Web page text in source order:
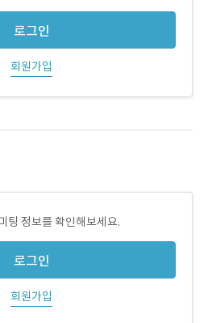
로그인
회원가입
팅 정보를 확인해보세요.
로그인
회원가입